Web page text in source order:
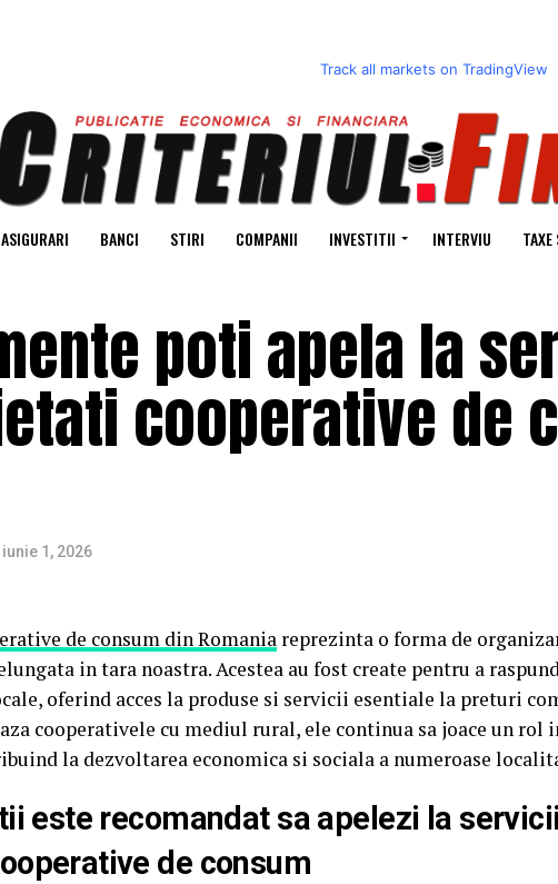
Track all markets on TradingView
ASIGURARI BANCI STIRI COMPANII INVESTITII INTERVIU
poti apela la
cooperative de
iunie 1, 2026
de consum din Romania reprezinta o forma de
in tara noastra. Acestea au fost create pentru a
oferind acces la produse si servicii esentiale la preturi
cooperativele cu mediul rural, ele continua sa joace un rol
la dezvoltarea economica si sociala a numeroase
este recomandat sa apelezi la
de consum